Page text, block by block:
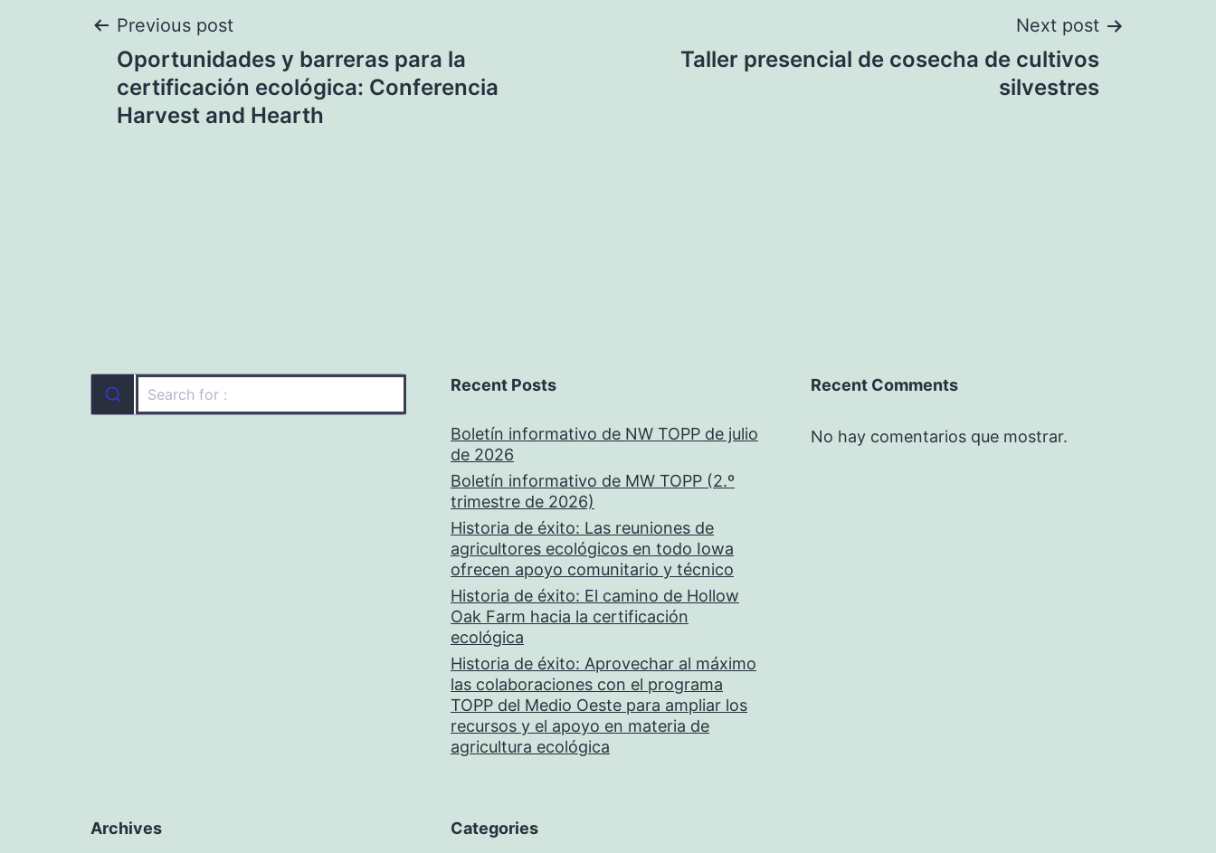
Navegación
de
Previous post
Oportunidades y barreras para la
certificación ecológica: Conferencia
Harvest and Hearth
Next post
Taller presencial de cosecha de cultivos
silvestres
Recent Posts
Boletín informativo de NW TOPP de julio
de 2026
Boletín informativo de MW TOPP (2.º
trimestre de 2026)
Historia de éxito: Las reuniones de
agricultores ecológicos en todo Iowa
ofrecen apoyo comunitario y técnico
Historia de éxito: El camino de Hollow
Oak Farm hacia la certificación
ecológica
Historia de éxito: Aprovechar al máximo
las colaboraciones con el programa
TOPP del Medio Oeste para ampliar los
recursos y el apoyo en materia de
agricultura ecológica
Recent Comments
No hay comentarios que mostrar.
Archives Categories